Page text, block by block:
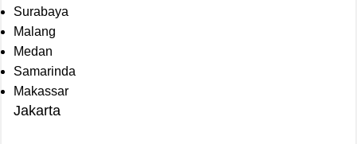
Surabaya
Malang
Medan
Samarinda
Makassar
Jakarta